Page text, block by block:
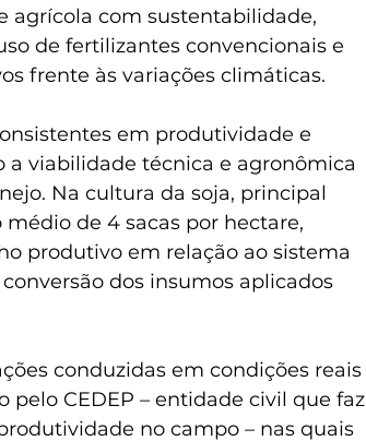
agrícola com sustentabilidade,
de fertilizantes convencionais e
frente às variações climáticas.
em produtividade e
viabilidade técnica e agronômica
Na cultura da soja, principal
de 4 sacas por hectare,
produtivo em relação ao sistema
dos insumos aplicados
conduzidas em condições reais
CEDEP – entidade civil que faz
no campo – nas quais